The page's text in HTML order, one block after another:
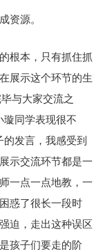
资源。
根本，只有抓住抓
展示这个环节的生
与大家交流之
璇同学表现很不
发言，我感受到
示交流环节都是一
一点一点地教，一
惑了很长一段时
迫，走出这种误区
孩子们要走的阶